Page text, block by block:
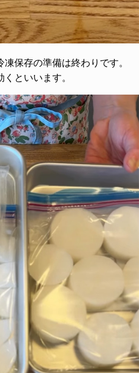
保存の準備は終わりです。
くといいます。